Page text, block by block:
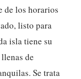
de los horarios
listo para
isla tiene su
de
Se trata